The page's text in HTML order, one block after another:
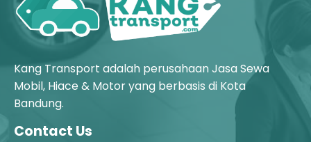
Kang Transport adalah perusahaan Jasa Sewa
Mobil, Hiace & Motor yang berbasis di Kota
Bandung.
Contact Us